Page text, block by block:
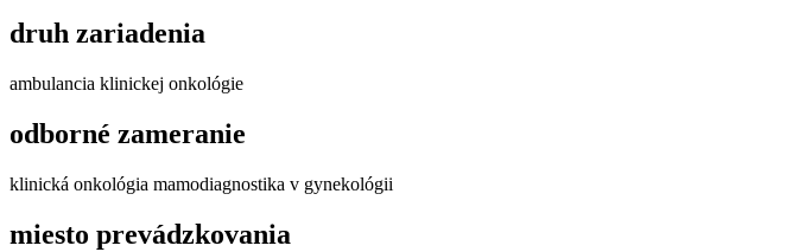
druh zariadenia
ambulancia klinickej onkológie
odborné zameranie
klinická onkológia mamodiagnostika v gynekológii
miesto prevádzkovania